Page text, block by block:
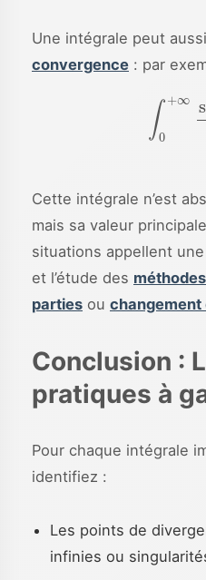
Une intégrale peut
convergence : par
0+∞
Cette intégrale n’est
mais sa valeur
situations appellent
et l’étude des
parties ou changement
Conclusion :
pratiques à
Pour chaque intégrale
identifiez :
Les points de
infinies ou